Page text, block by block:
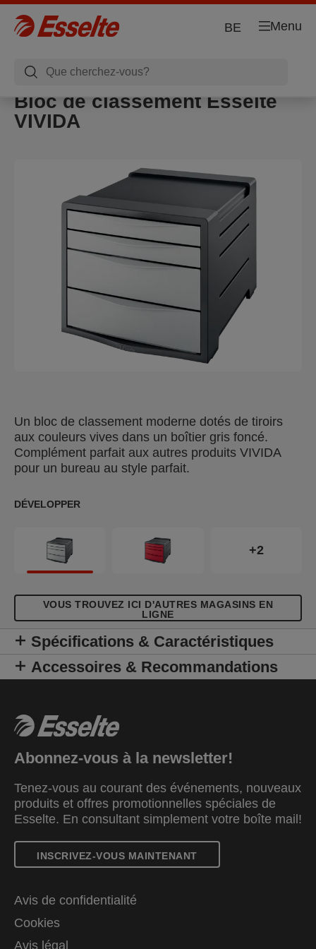
Menu
BE
Bloc de classement Esselte
VIVIDA
Un bloc de classement moderne dotés de tiroirs
aux couleurs vives dans un boîtier gris foncé.
Complément parfait aux autres produits VIVIDA
pour un bureau au style parfait.
DÉVELOPPER
+2
VOUS TROUVEZ ICI D'AUTRES MAGASINS EN
LIGNE
Spécifications & Caractéristiques
Accessoires & Recommandations
Abonnez-vous à la newsletter!
Tenez-vous au courant des événements, nouveaux
produits et offres promotionnelles spéciales de
Esselte. En consultant simplement votre boîte mail!
INSCRIVEZ-VOUS MAINTENANT
Avis de confidentialité
Cookies
Avis légal